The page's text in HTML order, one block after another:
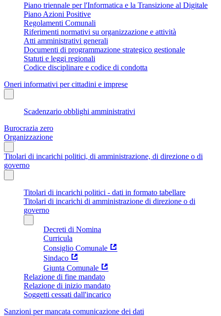
Piano triennale per l'Informatica e la Transizione al Digitale
Piano Azioni Positive
Regolamenti Comunali
Riferimenti normativi su organizzazione e attività
Atti amministrativi generali
Documenti di programmazione strategico gestionale
Statuti e leggi regionali
Codice disciplinare e codice di condotta
Oneri informativi per cittadini e imprese
Scadenzario obblighi amministrativi
Burocrazia zero
Organizzazione
Titolari di incarichi politici, di amministrazione, di direzione o di
governo
Titolari di incarichi politici - dati in formato tabellare
Titolari di incarichi di amministrazione di direzione o di
governo
Decreti di Nomina
Curricula
Consiglio Comunale
Sindaco
Giunta Comunale
Relazione di fine mandato
Relazione di inizio mandato
Soggetti cessati dall'incarico
Sanzioni per mancata comunicazione dei dati